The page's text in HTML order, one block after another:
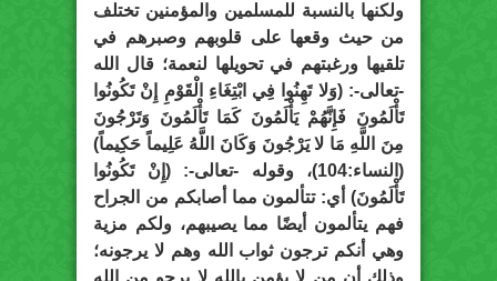
ولكنها بالنسبة للمسلمين والمؤمنين تختلف
من حيث وقعها على قلوبهم وصبرهم في
تلقيها ورغبتهم في تحويلها لنعمة؛ قال الله
-تعالى-: (وَلا تَهِنُوا فِي ابْتِغَاءِ الْقَوْمِ إِنْ تَكُونُوا
تَأْلَمُونَ فَإِنَّهُمْ يَأْلَمُونَ كَمَا تَأْلَمُونَ وَتَرْجُونَ
مِنَ اللَّهِ مَا لا يَرْجُونَ وَكَانَ اللَّهُ عَلِيماً حَكِيماً)
(النساء:104)، وقوله -تعالى-: (إِنْ تَكُونُوا
تَأْلَمُونَ) أي: تتألمون مما أصابكم من الجراح
فهم يتألمون أيضًا مما يصيبهم، ولكم مزية
وهي أنكم ترجون ثواب الله وهم لا يرجونه؛
وذلك أن من لا يؤمن بالله لا يرجو من الله